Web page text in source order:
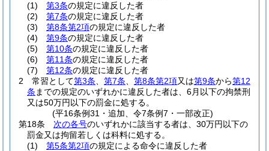
(1)
第3条の規定に違反した者
(2)
第7条の規定に違反した者
(3)
第8条第2項の規定に違反した者
(4)
第9条の規定に違反した者
(5)
第10条の規定に違反した者
(6)
第11条の規定に違反した者
(7)
第12条の規定に違反した者
2
常習として第3条 第7条 第8条第2項又は第9条から第12
条 までの規定のいずれかに違反した者は、6月以下の拘禁刑
又は50万円以下の罰金に処する。
(平16条例31・追加、令7条例7・一部改正)
第18条
次の各号のいずれかに該当する者は、30万円以下の
罰金又は拘留若しくは科料に処する。
(1)
第5条第2項の規定による命令に違反した者